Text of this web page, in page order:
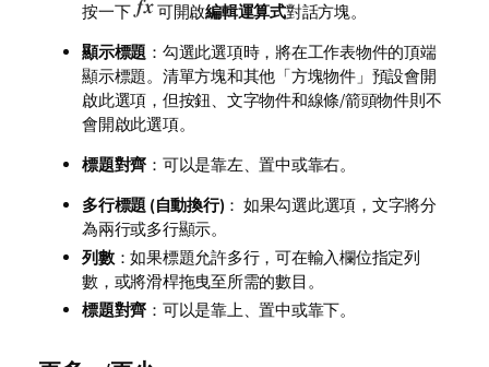
按一下 可開啟編輯運算式對話方塊。
顯示標題 ：勾選此選項時，將在工作表物件的頂端
顯示標題。清單方塊和其他「方塊物件」預設會開
啟此選項，但按鈕、文字物件和線條/箭頭物件則不
會開啟此選項。
標題對齊 ：可以是靠左、置中或靠右。
多行標題 (自動換行) ： 如果勾選此選項，文字將分
為兩行或多行顯示。
列數：如果標題允許多行，可在輸入欄位指定列
數，或將滑桿拖曳至所需的數目。
標題對齊 ：可以是靠上、置中或靠下。